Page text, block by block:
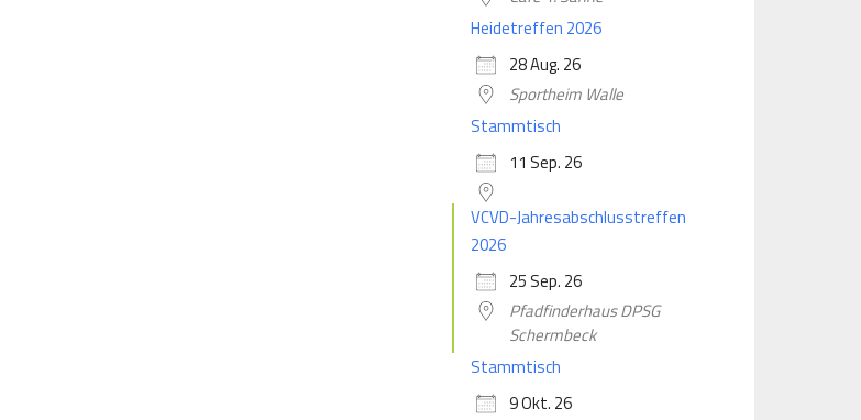
Heidetreffen 2026
28 Aug. 26
Sportheim Walle
Stammtisch
11 Sep. 26
VCVD-Jahresabschlusstreffen
2026
25 Sep. 26
Pfadfinderhaus DPSG
Schermbeck
Stammtisch
9 Okt. 26